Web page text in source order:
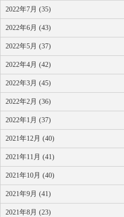
2022年7月 (35)
2022年6月 (43)
2022年5月 (37)
2022年4月 (42)
2022年3月 (45)
2022年2月 (36)
2022年1月 (37)
2021年12月 (40)
2021年11月 (41)
2021年10月 (40)
2021年9月 (41)
2021年8月 (23)